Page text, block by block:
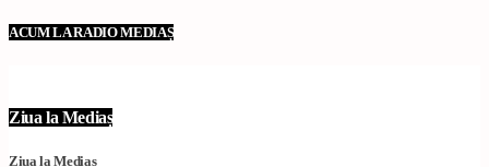
ACUM LA RADIO MEDIAȘ
Ziua la Mediaș
Ziua la Mediaș